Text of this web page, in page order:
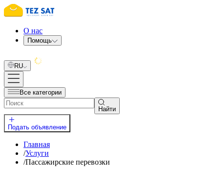
О нас
Помощь
RU
Все категории
Найти
Подать объявление
Главная
/Услуги
/Пассажирские перевозки